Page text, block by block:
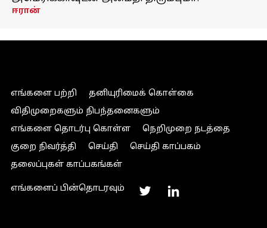
ஈரான்
எங்களை பற்றி
தனியுரிமைக் கொள்கை
விதிமுறைகளும் நிபந்தனைகளும்
எங்களை தொடர்பு கொள்ள
நெறிமுறை நடத்தை
குறை நிவர்த்தி
செய்தி
செய்தி காப்பகம்
தலைப்புகள் காப்பகங்கள்
எங்களைப் பின்தொடரவும்